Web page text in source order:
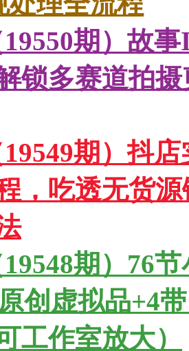
19550期）故
锁多赛道拍
19549期）抖
，吃透无货
19548期）76
创虚拟品+4
工作室放大）